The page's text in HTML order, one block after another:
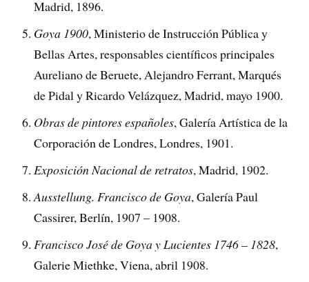
Madrid, 1896.
Goya 1900, Ministerio de Instrucción Pública y
Bellas Artes, responsables científicos principales
Aureliano de Beruete, Alejandro Ferrant, Marqués
de Pidal y Ricardo Velázquez, Madrid, mayo 1900.
Obras de pintores españoles, Galería Artística de la
Corporación de Londres, Londres, 1901.
Exposición Nacional de retratos, Madrid, 1902.
Ausstellung. Francisco de Goya, Galería Paul
Cassirer, Berlín, 1907 – 1908.
Francisco José de Goya y Lucientes 1746 – 1828,
Galerie Miethke, Viena, abril 1908.